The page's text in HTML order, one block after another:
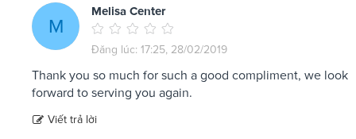
M
Melisa Center
Đăng lúc: 17:25, 28/02/2019
Thank you so much for such a good compliment, we look
forward to serving you again.
Viết trả lời